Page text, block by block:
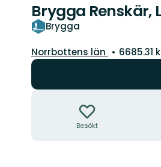
Brygga Renskär,
Brygga
Län:
Norrbottens län
6685.31
Besökt